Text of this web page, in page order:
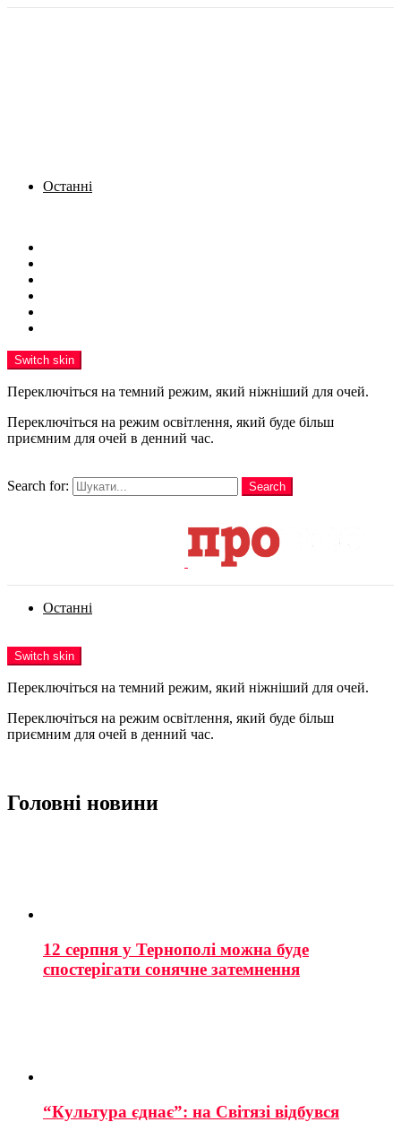
Останні
Switch skin
Переключіться на темний режим, який ніжніший для очей.
Переключіться на режим освітлення, який буде більш
приємним для очей в денний час.
Search for:
Search
Останні
Switch skin
Переключіться на темний режим, який ніжніший для очей.
Переключіться на режим освітлення, який буде більш
приємним для очей в денний час.
Головні новини
12 серпня у Тернополі можна буде
спостерігати сонячне затемнення
“Культура єднає”: на Світязі відбувся